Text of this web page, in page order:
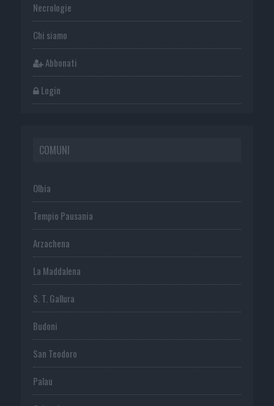
Necrologie
Chi siamo
Abbonati
Login
COMUNI
Olbia
Tempio Pausania
Arzachena
La Maddalena
S. T. Gallura
Budoni
San Teodoro
Palau